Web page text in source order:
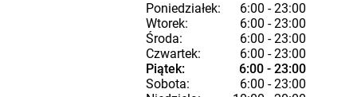
Poniedziałek:
6:00 - 23:00
Wtorek:
6:00 - 23:00
Środa:
6:00 - 23:00
Czwartek:
6:00 - 23:00
Piątek:
6:00 - 23:00
Sobota:
6:00 - 23:00